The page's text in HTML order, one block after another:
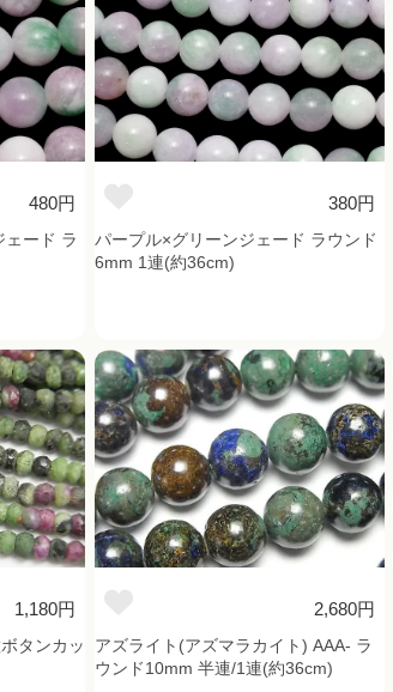
480円
ェード ラ
380円
パープル×グリーンジェード ラウンド
6mm 1連(約36cm)
1,180円
タンカッ
2,680円
アズライト(アズマラカイト) AAA- ラ
ウンド10mm 半連/1連(約36cm)